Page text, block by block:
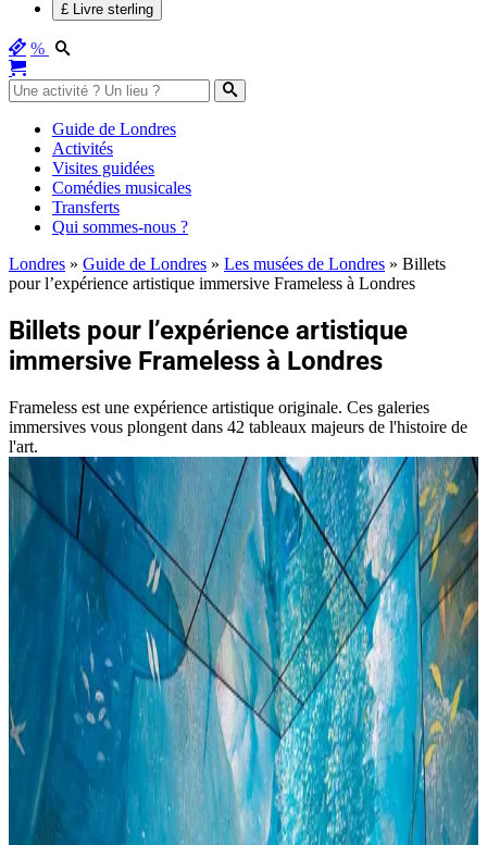
£ Livre sterling
%
Guide de Londres
Activités
Visites guidées
Comédies musicales
Transferts
Qui sommes-nous ?
Londres » Guide de Londres » Les musées de Londres » Billets
pour l’expérience artistique immersive Frameless à Londres
Billets pour l’expérience artistique
immersive Frameless à Londres
Frameless est une expérience artistique originale. Ces galeries
immersives vous plongent dans 42 tableaux majeurs de l'histoire de
l'art.